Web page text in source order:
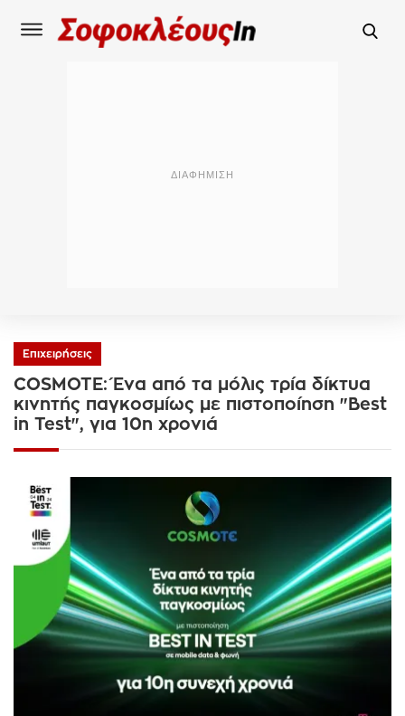
Επιχειρήσεις
COSMOTE: Ένα από τα μόλις τρία δίκτυα
κινητής παγκοσμίως με πιστοποίηση "Best
in Test", για 10η χρονιά